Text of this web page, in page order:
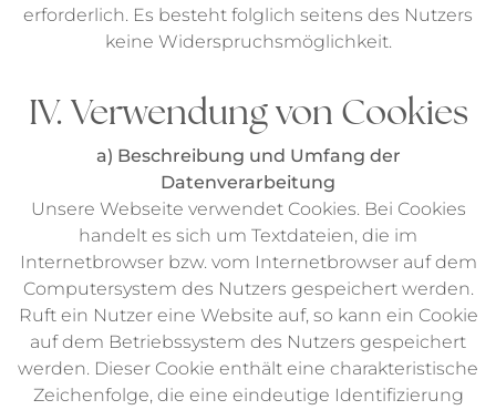
erforderlich. Es besteht folglich seitens des Nutzers
keine Widerspruchsmöglichkeit.
IV. Verwendung von Cookies
a) Beschreibung und Umfang der
Datenverarbeitung
Unsere Webseite verwendet Cookies. Bei Cookies
handelt es sich um Textdateien, die im
Internetbrowser bzw. vom Internetbrowser auf dem
Computersystem des Nutzers gespeichert werden.
Ruft ein Nutzer eine Website auf, so kann ein Cookie
auf dem Betriebssystem des Nutzers gespeichert
werden. Dieser Cookie enthält eine charakteristische
Zeichenfolge, die eine eindeutige Identifizierung